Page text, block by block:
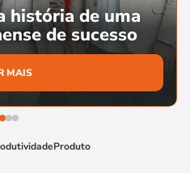
história de uma
de sucesso
MAIS
Produto